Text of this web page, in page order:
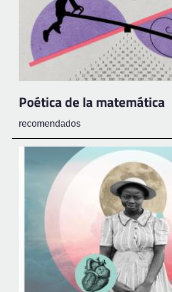
Poética de la matemática
recomendados